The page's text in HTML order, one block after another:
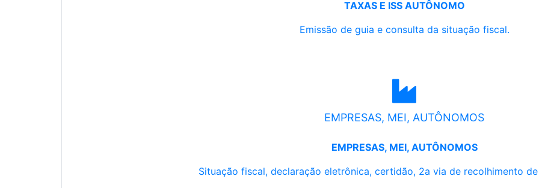
TAXAS E ISS AUTÔNOMO
Emissão de guia e consulta da situação fiscal.
EMPRESAS, MEI, AUTÔNOMOS
EMPRESAS, MEI, AUTÔNOMOS
Situação fiscal, declaração eletrônica, certidão, 2a via de recolhimento de